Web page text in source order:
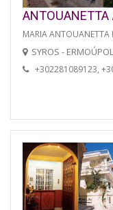
ANTOUANETTA
MARIA ANTOUANETTA
SYROS -
+302281089123,